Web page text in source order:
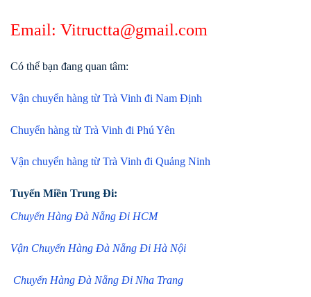
Email: Vitructta@gmail.com
Có thể bạn đang quan tâm:
Vận chuyển hàng từ Trà Vinh đi Nam Định
Chuyển hàng từ Trà Vinh đi Phú Yên
Vận chuyển hàng từ Trà Vinh đi Quảng Ninh
Tuyến Miền Trung Đi:
Chuyển Hàng Đà Nẵng Đi HCM
Vận Chuyển Hàng Đà Nẵng Đi Hà Nội
Chuyển Hàng Đà Nẵng Đi Nha Trang